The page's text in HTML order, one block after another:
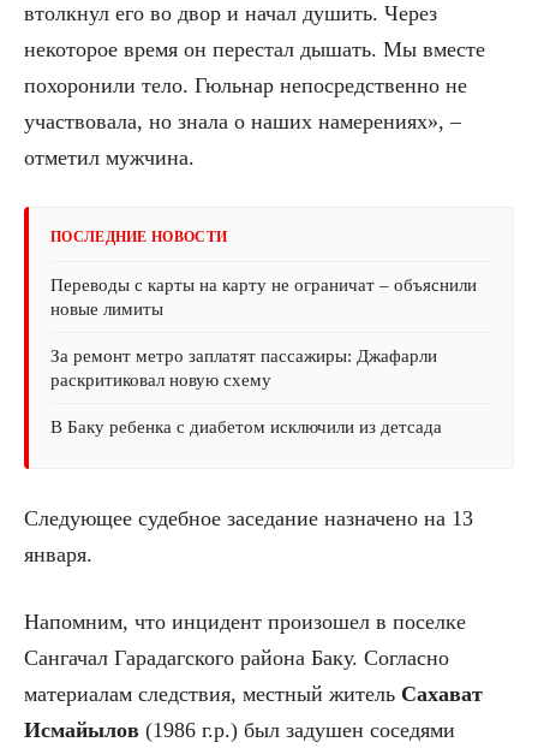
втолкнул его во двор и начал душить. Через
некоторое время он перестал дышать. Мы вместе
похоронили тело. Гюльнар непосредственно не
участвовала, но знала о наших намерениях», –
отметил мужчина.
ПОСЛЕДНИЕ НОВОСТИ
Переводы с карты на карту не ограничат – объяснили
новые лимиты
За ремонт метро заплатят пассажиры: Джафарли
раскритиковал новую схему
В Баку ребенка с диабетом исключили из детсада
Следующее судебное заседание назначено на 13
января.
Напомним, что инцидент произошел в поселке
Сангачал Гарадагского района Баку. Согласно
материалам следствия, местный житель Сахават
Исмайылов (1986 г.р.) был задушен соседями